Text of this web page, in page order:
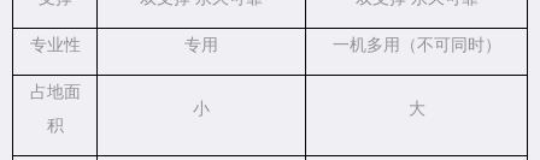
专业性 专用 一机多用（不可同时）
占地面
积
小 大